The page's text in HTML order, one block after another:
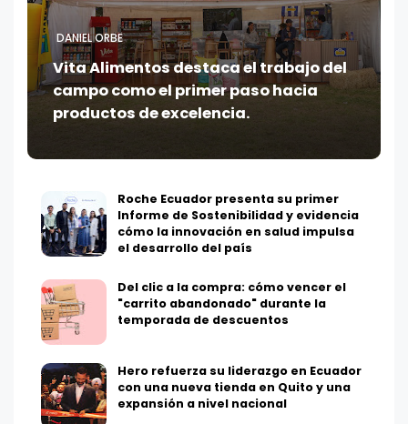
DANIEL ORBE
Vita Alimentos destaca el trabajo del
campo como el primer paso hacia
productos de excelencia.
Roche Ecuador presenta su primer
Informe de Sostenibilidad y evidencia
cómo la innovación en salud impulsa
el desarrollo del país
Del clic a la compra: cómo vencer el
"carrito abandonado" durante la
temporada de descuentos
Hero refuerza su liderazgo en Ecuador
con una nueva tienda en Quito y una
expansión a nivel nacional